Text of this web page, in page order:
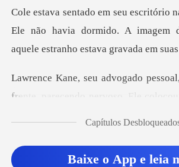
Histórico
Sair
Ele não havia dormido. A imagem
frente, parecendo nervos
Capítulos
Baixe o App e leia